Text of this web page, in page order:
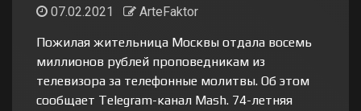
07.02.2021
ArteFaktor
Пожилая жительница Москвы отдала восемь
миллионов рублей проповедникам из
телевизора за телефонные молитвы. Об этом
сообщает Telegram-канал Mash. 74-летняя